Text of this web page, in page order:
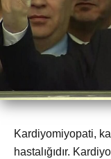
Kardiyomiyopati,
hastalığıdır.